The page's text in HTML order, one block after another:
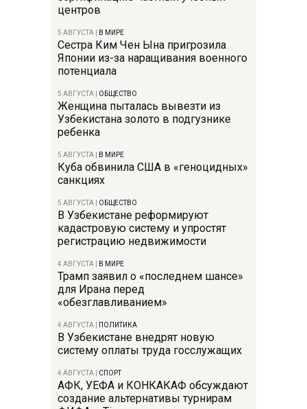
центров
5 АВГУСТА В МИРЕ
Сестра Ким Чен Ына пригрозила
Японии из-за наращивания военного
потенциала
5 АВГУСТА ОБЩЕСТВО
Женщина пыталась вывезти из
Узбекистана золото в подгузнике
ребенка
5 АВГУСТА В МИРЕ
Куба обвинила США в «геноцидных»
санкциях
5 АВГУСТА ОБЩЕСТВО
В Узбекистане реформируют
кадастровую систему и упростят
регистрацию недвижимости
4 АВГУСТА В МИРЕ
Трамп заявил о «последнем шансе»
для Ирана перед
«обезглавливанием»
4 АВГУСТА ПОЛИТИКА
В Узбекистане внедрят новую
систему оплаты труда госслужащих
4 АВГУСТА СПОРТ
АФК, УЕФА и КОНКАКАФ обсуждают
создание альтернативы турнирам